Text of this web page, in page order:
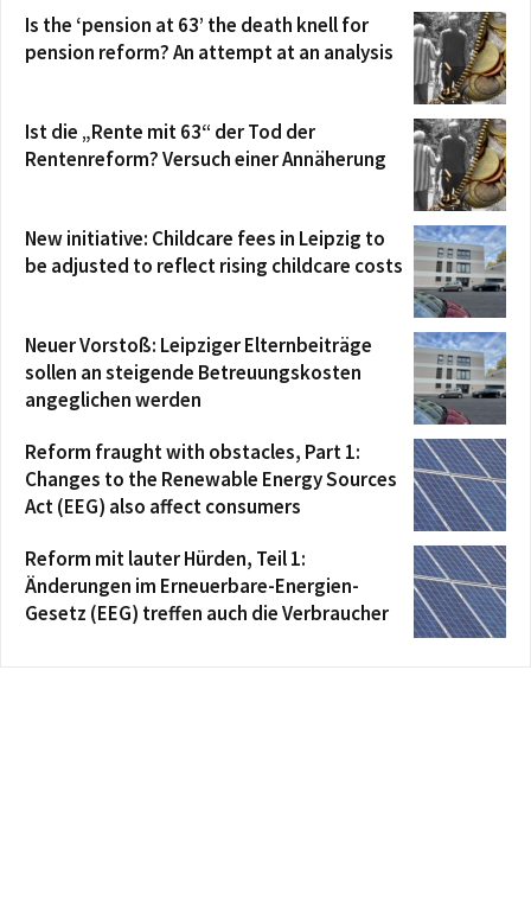
Is the ‘pension at 63’ the death knell for
pension reform? An attempt at an analysis
Ist die „Rente mit 63“ der Tod der
Rentenreform? Versuch einer Annäherung
New initiative: Childcare fees in Leipzig to
be adjusted to reflect rising childcare costs
Neuer Vorstoß: Leipziger Elternbeiträge
sollen an steigende Betreuungskosten
angeglichen werden
Reform fraught with obstacles, Part 1:
Changes to the Renewable Energy Sources
Act (EEG) also affect consumers
Reform mit lauter Hürden, Teil 1:
Änderungen im Erneuerbare-Energien-
Gesetz (EEG) treffen auch die Verbraucher